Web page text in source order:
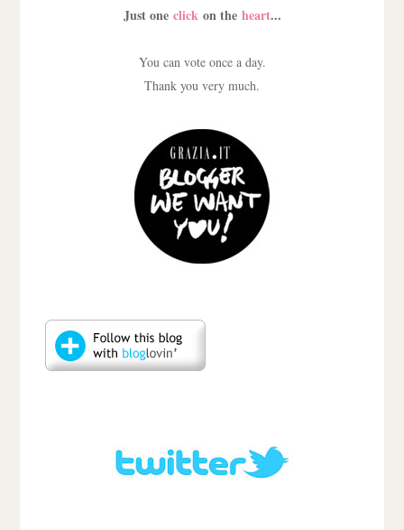
Just one clickon the heart...
You can vote once a day.
Thank you very much.